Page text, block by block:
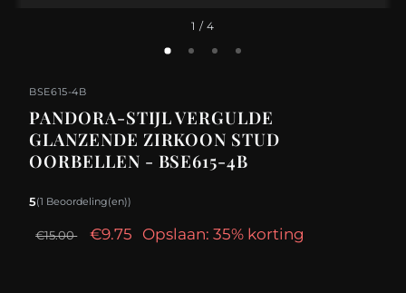
1 / 4
BSE615-4B
PANDORA-STIJL VERGULDE
GLANZENDE ZIRKOON STUD
OORBELLEN - BSE615-4B
5(1 Beoordeling(en))
€15.00 €9.75 Opslaan: 35% korting